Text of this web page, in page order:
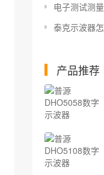
电子测试测
泰克示波器
产品推荐